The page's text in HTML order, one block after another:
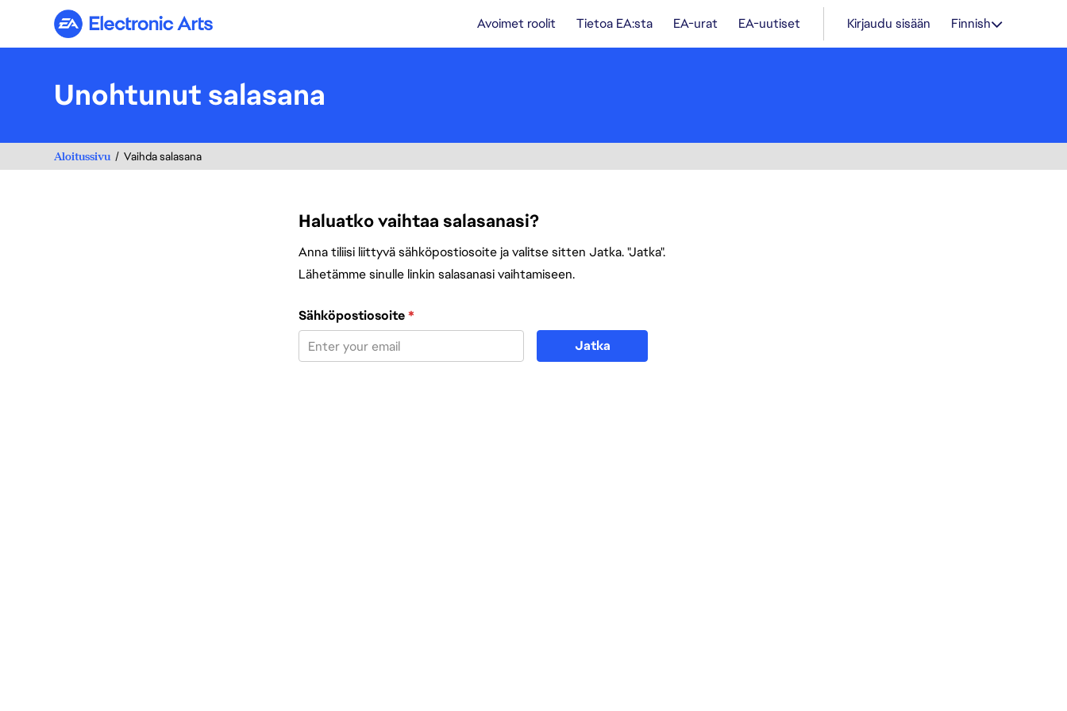
Electronic Arts Avoimet roolit Tietoa EA:sta EA-urat EA-uutiset Kirjaudu sisään Finnish
Unohtunut salasana
Aloitussivu Vaihda salasana
Haluatko vaihtaa salasanasi?
Anna tiliisi liittyvä sähköpostiosoite ja valitse sitten Jatka. "Jatka".
Lähetämme sinulle linkin salasanasi vaihtamiseen.
Vaihda salasana sähköpostiosoitteesi avulla
Sähköpostiosoite*
Jatka